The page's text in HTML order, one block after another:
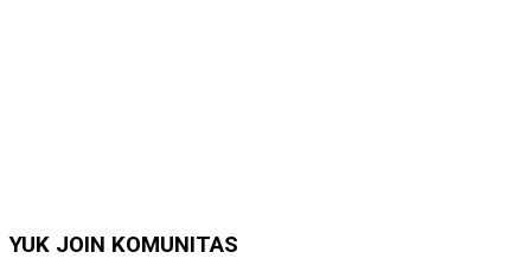
YUK JOIN KOMUNITAS